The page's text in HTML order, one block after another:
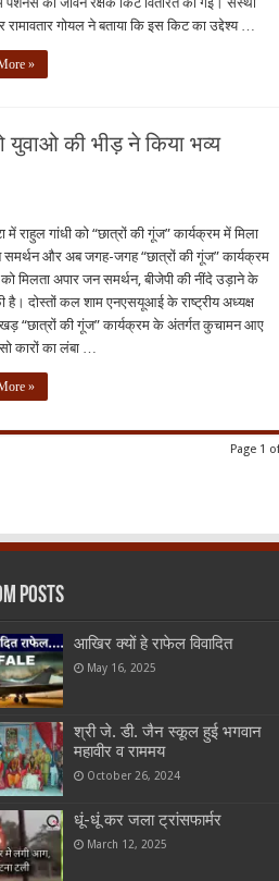
रामावतार गोयल ने बताया कि इस किट का उद्देश्य …
»
युवाओ की भीड़ ने किया भव्य
में राहुल गांधी को “छात्रों की गूंज” कार्यक्रम में मिला
समर्थन और अब जगह-जगह “छात्रों की गूंज” कार्यक्रम
मिलता अपार जन समर्थन, बीजेपी की नींदे उड़ाने के
है। दोस्तों कल शाम एनएसयूआई के राष्ट्रीय अध्यक्ष
“छात्रों की गूंज” कार्यक्रम के अंतर्गत कुचामन आए
कारों का लंबा …
»
Page 1
Posts
आखिर क्यों हे राफेल विवादित
May 16, 2025
श्री जे. डी. जैन स्कूल हुई भगवान
महावीर व राममय
October 26, 2024
धूं-धूं कर जला ट्रांसफार्मर
March 12, 2025